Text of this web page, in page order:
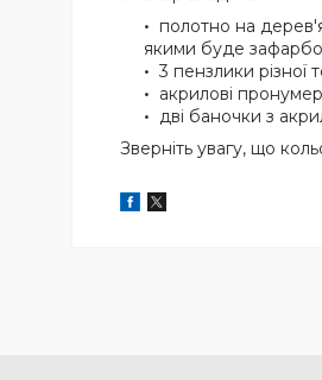
полотно на
якими буде
3 пензлики
акрилові
дві баночки з
Зверніть увагу, що